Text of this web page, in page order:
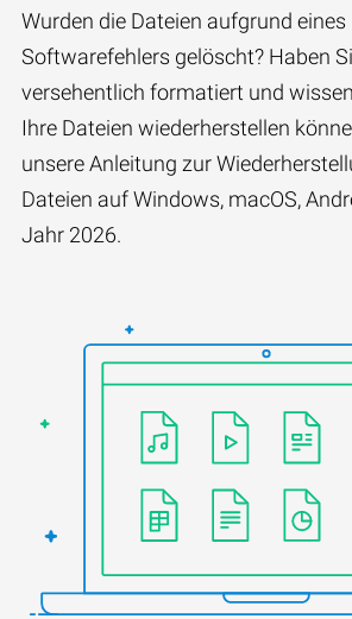
Wurden die Dateien aufgrund
Softwarefehlers gelöscht? Haben
versehentlich formatiert und
Ihre Dateien wiederherstellen
unsere Anleitung zur
Dateien auf Windows, macOS,
Jahr 2026.